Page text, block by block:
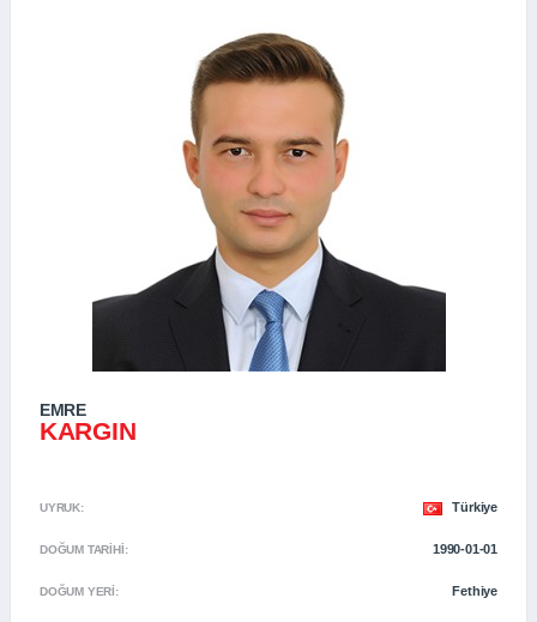
EMRE
KARGIN
UYRUK: Türkiye
DOĞUM TARIHI: 1990-01-01
DOĞUM YERI: Fethiye